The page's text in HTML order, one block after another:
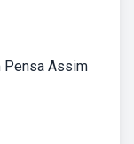
Pensa Assim